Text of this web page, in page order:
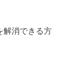
解消できる方